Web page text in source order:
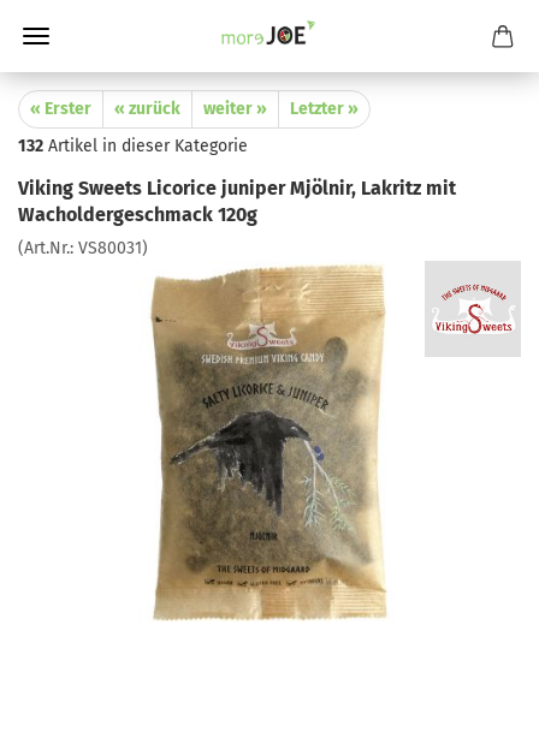
« Erster « zurück weiter »
Letzter »
132 Artikel in dieser Kategorie
Viking Sweets Licorice juniper Mjölnir, Lakritz mit
Wacholdergeschmack 120g
(Art.Nr.: VS80031)